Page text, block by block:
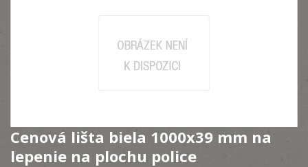
Cenová lišta biela 1000x39 mm na
lepenie na plochu police